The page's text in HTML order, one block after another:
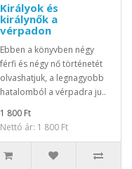
Királyok és
királynők a
vérpadon
Ebben a könyvben négy
férfi és négy nő történetét
olvashatjuk, a legnagyobb
hatalomból a vérpadra ju..
1 800 Ft
Nettó ár: 1 800 Ft